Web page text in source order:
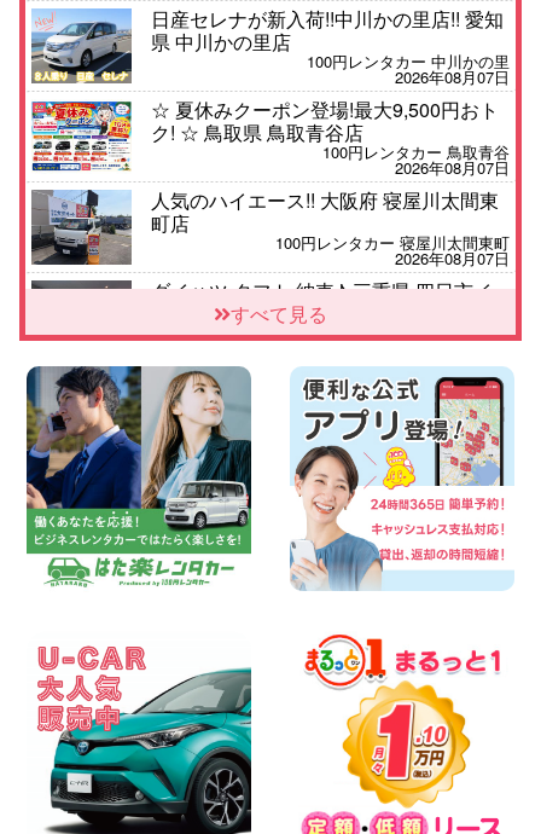
日産セレナが新入荷!!中川かの里店!! 愛知
県 中川かの里店
100円レンタカー 中川かの里
2026年08月07日
☆ 夏休みクーポン登場!最大9,500円おト
ク! ☆ 鳥取県 鳥取青谷店
100円レンタカー 鳥取青谷
2026年08月07日
人気のハイエース!! 大阪府 寝屋川太間東
町店
100円レンタカー 寝屋川太間東町
2026年08月07日
ダイハツ タフト 納車♪ 三重県 四日市イ
ンター店
100円レンタカー 四日市インター
夏季休暇のお知らせ 東京都 墨田両国店
100円レンタカー 墨田両国
2026年08月07日
三河安城店 8月後半のレンタカー予約は
お早めに♪ルーミーご予約受付中です! 愛
知県 三河安城店
100円レンタカー 三河安城
2026年08月07日
お盆シーズン空きあり!!100円レンタカー
夏季休暇のお知らせ 東京都 墨田文花店
100円レンタカー 墨田文花
2026年08月07日
8月 お盆休みのお知らせ 広島県 ベイシテ
ィ宇品店
100円レンタカー ベイシティ宇品
2026年08月07日
すべて見る